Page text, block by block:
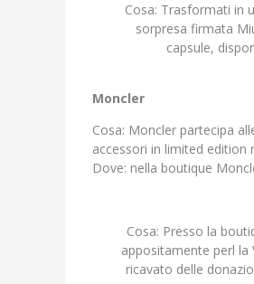
Cosa: Trasformati in
sorpresa firmata
capsule,
Moncler
Cosa: Moncler partecipa
accessori in limited edition
Dove: nella boutique
Cosa: Presso la
appositamente perl la
ricavato delle